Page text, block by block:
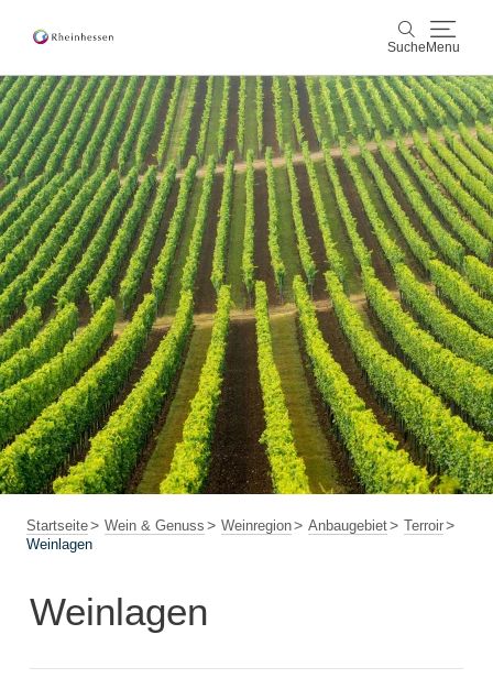
Suche Menu
Suche
Wein & Genuss
Aktiv & Natur
Kultur & Städte
Veranstaltungen
Buchung & Service
ShopRheinhessen-Blog Karte
Startseite Wein & Genuss Weinregion Anbaugebiet
Terroir
Weinlagen
Weinlagen